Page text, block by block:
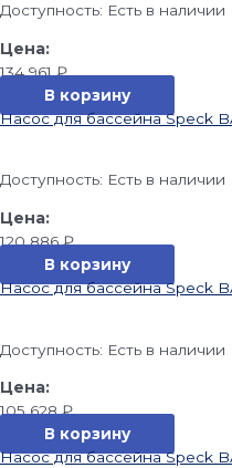
Доступность: Есть в наличии
134 961₽
В корзину
Насос для бассейна Speck
Доступность: Есть в наличии
120 886₽
В корзину
Насос для бассейна Speck
Доступность: Есть в наличии
105 628₽
В корзину
Насос для бассейна Speck